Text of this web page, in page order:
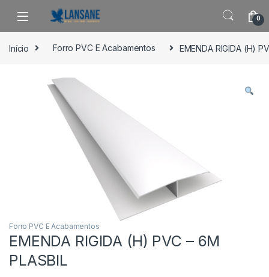
Saltar para navegação
Pular para o conteúdo
0
Início Forro PVC E Acabamentos EMENDA RIGIDA (H)
Forro PVC E Acabamentos
EMENDA RIGIDA (H) PVC – 6M
PLASBIL